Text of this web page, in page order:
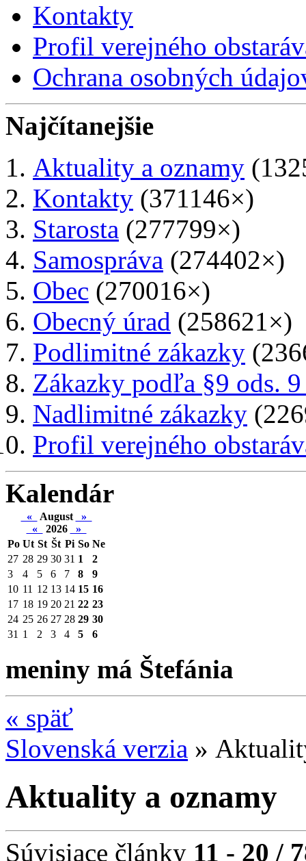
Kontakty
Profil verejného
Ochrana osobných
Najčítanejšie
Aktuality a oznamy
Kontakty (371146×)
Starosta (277799×)
Samospráva (274402×)
Obec (270016×)
Obecný úrad (258621×)
Podlimitné zákazky
Zákazky podľa §9 ods.
Nadlimitné zákazky
Profil verejného
Kalendár
« August
»
«
2026
»
Po Ut St Št Pi So Ne
27 28 29 30 31 1
2
3
4 5 6 7 8
9
10 11 12 13 14 15 16
17 18 19 20 21 22 23
24 25 26 27 28 29 30
31 1 2 3 4 5 6
meniny má Štefánia
« späť
Slovenská verzia »
Aktuality a oznamy
Súvisiace články 11 - 20 /